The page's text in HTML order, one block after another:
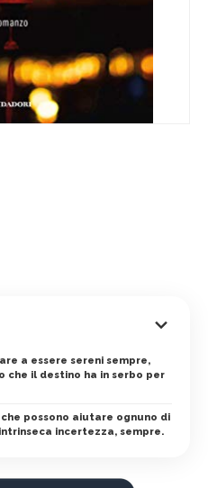
a essere sereni sempre,
il destino ha in serbo per
possono aiutare ognuno di
incertezza, sempre.